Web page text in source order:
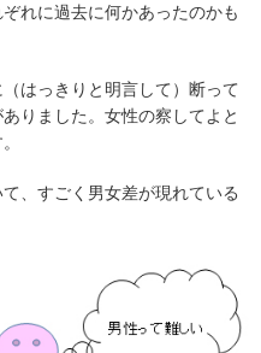
れに過去に何かあったのかも
はっきりと明言して）断って
りました。女性の察してよと
、すごく男女差が現れている